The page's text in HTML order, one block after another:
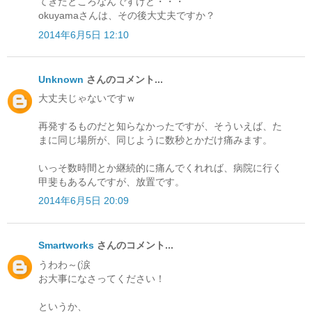
okuyamaさんは、その後大丈夫ですか？
2014年6月5日 12:10
Unknown さんのコメント...
大丈夫じゃないですｗ
再発するものだと知らなかったですが、そういえば、た
まに同じ場所が、同じように数秒とかだけ痛みます。
いっそ数時間とか継続的に痛んでくれれば、病院に行く
甲斐もあるんですが、放置です。
2014年6月5日 20:09
Smartworks さんのコメント...
うわわ～(涙
お大事になさってください！
というか、